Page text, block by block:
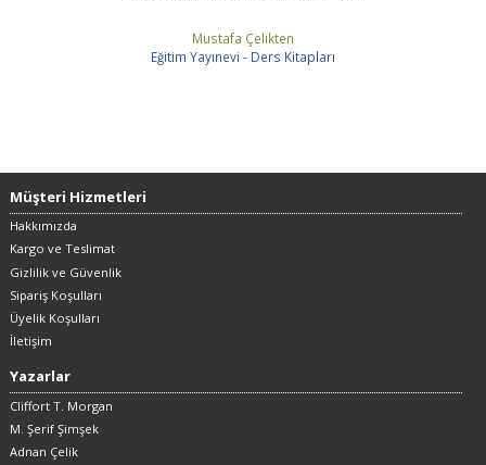
Mustafa Çelikten
Eğitim Yayınevi - Ders Kitapları
Müşteri Hizmetleri
Hakkımızda
Kargo ve Teslimat
Gizlilik ve Güvenlik
Sipariş Koşulları
Üyelik Koşulları
İletişim
Yazarlar
Cliffort T. Morgan
M. Şerif Şimşek
Adnan Çelik